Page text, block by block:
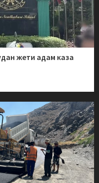
жети адам каза